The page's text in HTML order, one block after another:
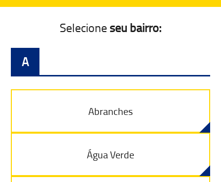
Selecione seu bairro:
A
Abranches
Água Verde